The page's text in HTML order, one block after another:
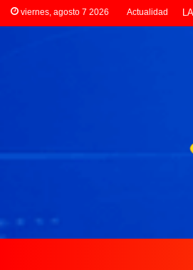
viernes, agosto 7 2026 Actualidad